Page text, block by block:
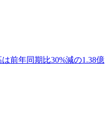
前年同期比30%減の1.38億